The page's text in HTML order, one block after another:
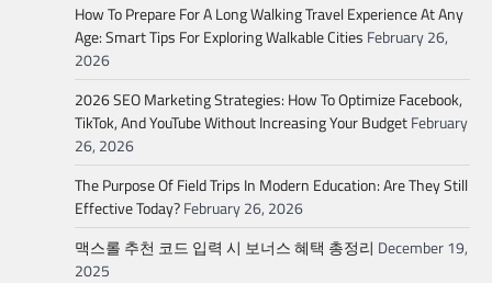
How To Prepare For A Long Walking Travel Experience At Any
Age: Smart Tips For Exploring Walkable Cities February 26,
2026
2026 SEO Marketing Strategies: How To Optimize Facebook,
TikTok, And YouTube Without Increasing Your BudgetFebruary
26, 2026
The Purpose Of Field Trips In Modern Education: Are They Still
Effective Today?February 26, 2026
맥스롤 추천 코드 입력 시 보너스 혜택 총정리 December 19,
2025